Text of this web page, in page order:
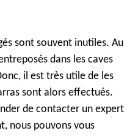
sont souvent inutiles. Au
dans les caves
il est très utile de les
sont alors effectués.
de contacter un expert
nous pouvons vous